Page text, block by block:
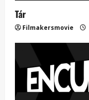
Tár
Filmakersmovie